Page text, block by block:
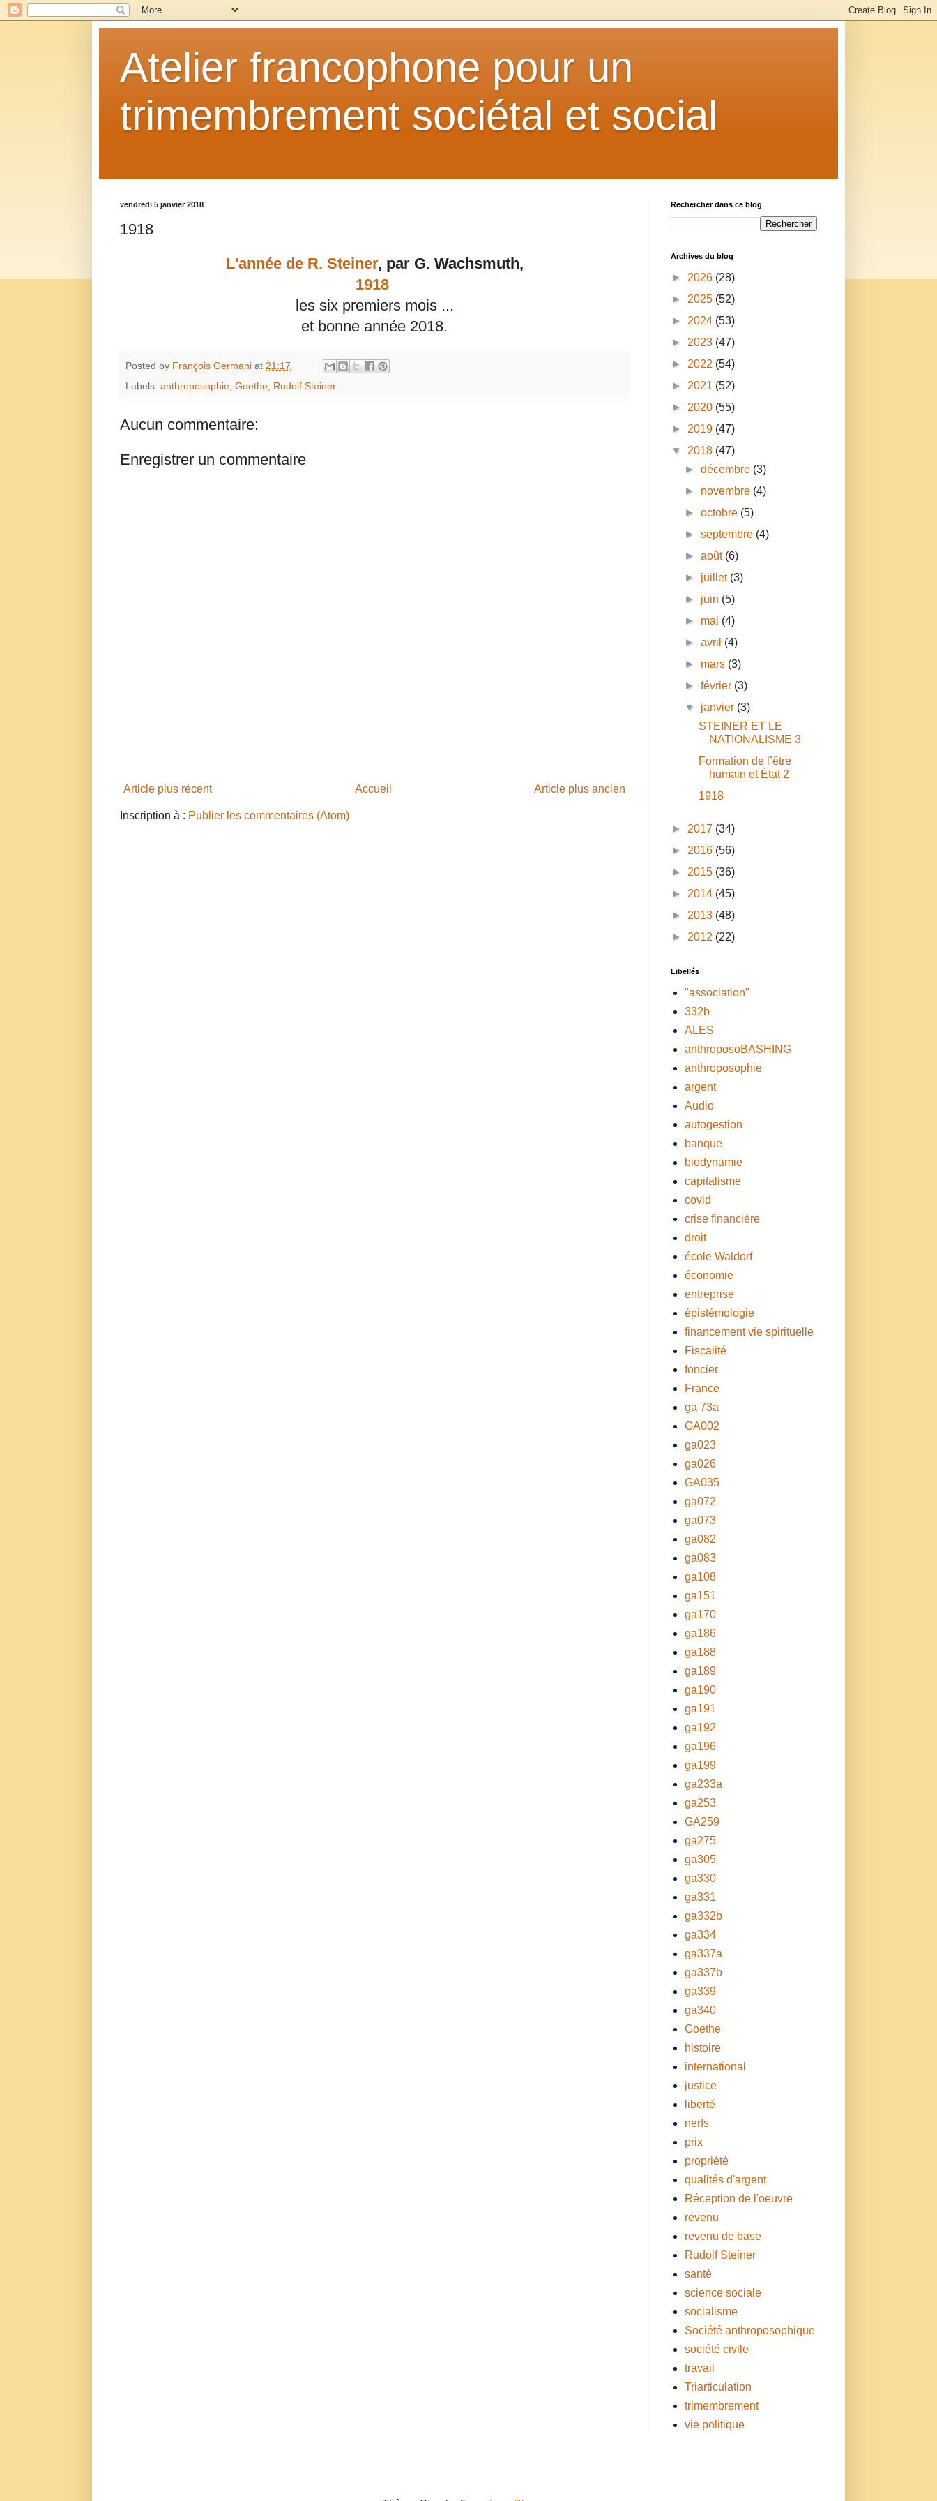
Atelier francophone pour un
trimembrement sociétal et social
vendredi 5 janvier 2018
1918
L'année de R. Steiner, par G. Wachsmuth,
1918
les six premiers mois ...
et bonne année 2018.
Posted by François Germani at 21:17
Labels: anthroposophie, Goethe, Rudolf Steiner
Aucun commentaire:
Enregistrer un commentaire
Article plus récent Article plus ancien
Accueil
Inscription à : Publier les commentaires (Atom)
Rechercher dans ce blog
Archives du blog
► 2026 (28)
► 2025 (52)
► 2024 (53)
► 2023 (47)
► 2022 (54)
► 2021 (52)
► 2020 (55)
► 2019 (47)
▼ 2018 (47)
►décembre (3)
► novembre (4)
►octobre (5)
►septembre (4)
►août (6)
► juillet (3)
► juin (5)
► mai (4)
►avril (4)
► mars (3)
►février (3)
▼ janvier (3)
STEINER ET LE
NATIONALISME 3
Formation de l’être
humain et État 2
1918
► 2017 (34)
► 2016 (56)
► 2015 (36)
► 2014 (45)
► 2013 (48)
► 2012 (22)
Libellés
"association"
332b
ALES
anthroposoBASHING
anthroposophie
argent
Audio
autogestion
banque
biodynamie
capitalisme
covid
crise financière
droit
école Waldorf
économie
entreprise
épistémologie
financement vie spirituelle
Fiscalité
foncier
France
ga 73a
GA002
ga023
ga026
GA035
ga072
ga073
ga082
ga083
ga108
ga151
ga170
ga186
ga188
ga189
ga190
ga191
ga192
ga196
ga199
ga233a
ga253
GA259
ga275
ga305
ga330
ga331
ga332b
ga334
ga337a
ga337b
ga339
ga340
Goethe
histoire
international
justice
liberté
nerfs
prix
propriété
qualités d'argent
Réception de l'oeuvre
revenu
revenu de base
Rudolf Steiner
santé
science sociale
socialisme
Société anthroposophique
société civile
travail
Triarticulation
trimembrement
vie politique